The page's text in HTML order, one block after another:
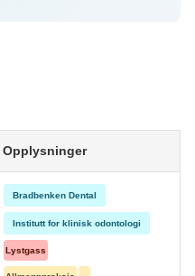
Opplysninger
Bradbenken Dental
Institutt for klinisk odontologi
Lystgass